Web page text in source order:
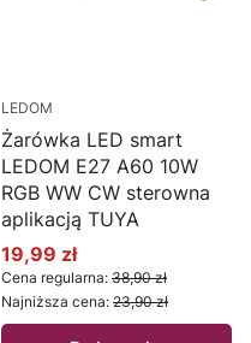
LEDOM
Żarówka LED smart
LEDOM E27 A60 10W
RGB WW CW sterowna
aplikacją TUYA
Cena promocyjna
19,99 zł
Cena regularna: 38,90 zł
Najniższa cena: 23,90 zł